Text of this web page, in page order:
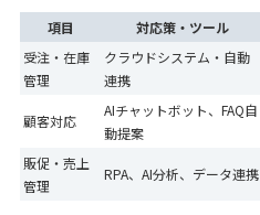
項目 対応策・ツール
受注・在庫
管理
クラウドシステム・自動
連携
顧客対応
AIチャットボット、FAQ自
動提案
販促・売上
管理
RPA、AI分析、データ連携